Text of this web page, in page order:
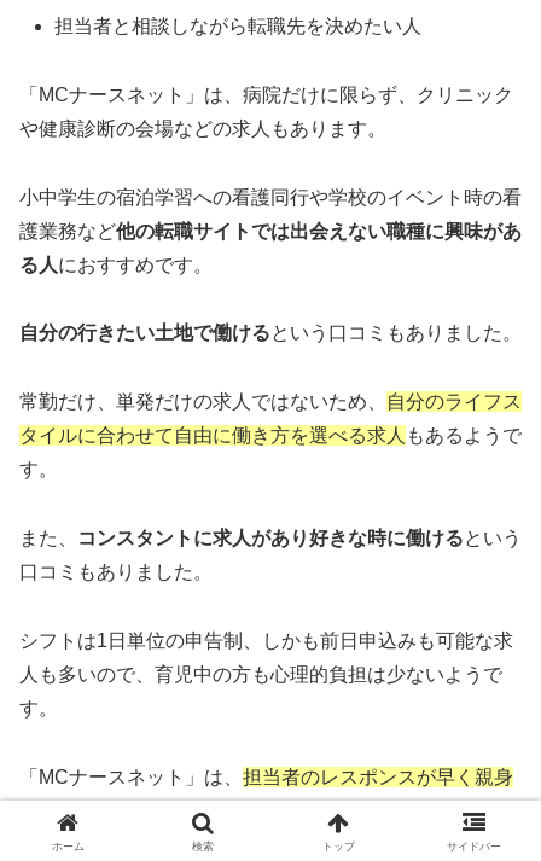
担当者と相談しながら転職先を決めたい人
「MCナースネット」は、病院だけに限らず、クリニック
や健康診断の会場などの求人もあります。
小中学生の宿泊学習への看護同行や学校のイベント時の看
護業務など他の転職サイトでは出会えない職種に興味があ
る人におすすめです。
自分の行きたい土地で働けるという口コミもありました。
常勤だけ、単発だけの求人ではないため、
自分のライフス
タイルに合わせて自由に働き方を選べる求人 もあるようで
す。
また、 コンスタントに求人があり好きな時に働けるという
口コミもありました。
シフトは1日単位の申告制、しかも前日申込みも可能な求
人も多いので、育児中の方も心理的負担は少ないようで
す。
「MCナースネット」は、 担当者のレスポンスが早く親身
にアドバイスをしてくれる
という口コミも多くあるので、
自分に合った職場を提案してもらいたい人
にもおすすめで
ホーム 検索 トップ サイドバー